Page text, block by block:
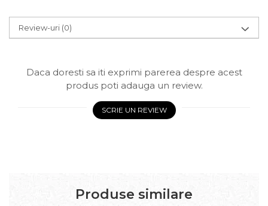
Review-uri (0)
Daca doresti sa iti exprimi parerea despre acest
produs poti adauga un review.
SCRIE UN REVIEW
Produse similare